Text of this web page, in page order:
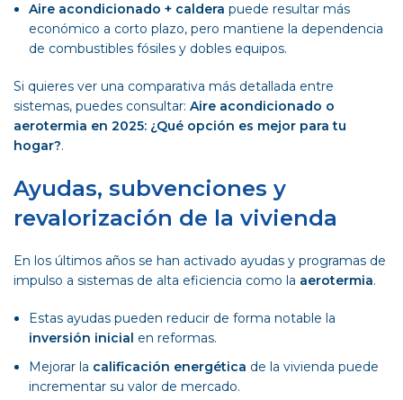
Aire acondicionado + caldera puede resultar más
económico a corto plazo, pero mantiene la dependencia
de combustibles fósiles y dobles equipos.
Si quieres ver una comparativa más detallada entre
sistemas, puedes consultar: Aire acondicionado o
aerotermia en 2025: ¿Qué opción es mejor para tu
hogar?.
Ayudas, subvenciones y
revalorización de la vivienda
En los últimos años se han activado ayudas y programas de
impulso a sistemas de alta eficiencia como la aerotermia.
Estas ayudas pueden reducir de forma notable la
inversión inicial en reformas.
Mejorar la calificación energética de la vivienda puede
incrementar su valor de mercado.